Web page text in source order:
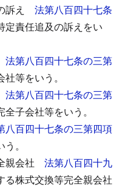
訴え
法第八百四十七条
定責任追及の訴えをい
法第八百四十七条の三第
等をいう。
法第八百四十七条の三第
子会社等をいう。
八百四十七条の三第四項
。
親会社
法第八百四十九
る株式交換等完全親会社